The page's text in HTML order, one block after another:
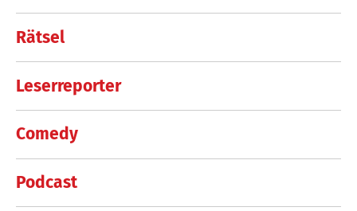
Rätsel
Leserreporter
Comedy
Podcast